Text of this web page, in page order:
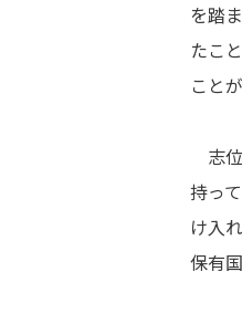
を踏
たこ
こと
志
持っ
け入
保有